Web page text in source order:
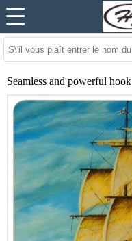
Seamless and powerful hook